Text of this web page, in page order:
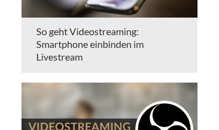
So geht Videostreaming:
Smartphone einbinden im
Livestream